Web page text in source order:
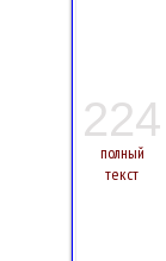
224
полный
текст